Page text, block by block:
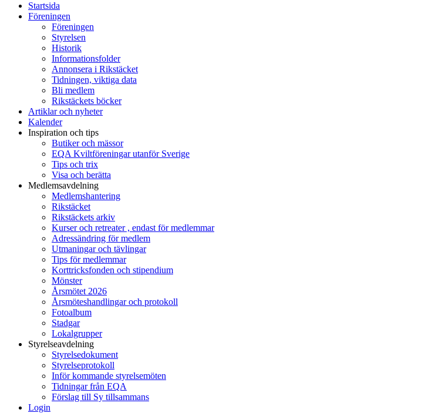
Startsida
Föreningen
Föreningen
Styrelsen
Historik
Informationsfolder
Annonsera i Rikstäcket
Tidningen, viktiga data
Bli medlem
Rikstäckets böcker
Artiklar och nyheter
Kalender
Inspiration och tips
Butiker och mässor
EQA Kviltföreningar utanför Sverige
Tips och trix
Visa och berätta
Medlemsavdelning
Medlemshantering
Rikstäcket
Rikstäckets arkiv
Kurser och retreater , endast för medlemmar
Adressändring för medlem
Utmaningar och tävlingar
Tips för medlemmar
Korttricksfonden och stipendium
Mönster
Årsmötet 2026
Årsmöteshandlingar och protokoll
Fotoalbum
Stadgar
Lokalgrupper
Styrelseavdelning
Styrelsedokument
Styrelseprotokoll
Inför kommande styrelsemöten
Tidningar från EQA
Förslag till Sy tillsammans
Login